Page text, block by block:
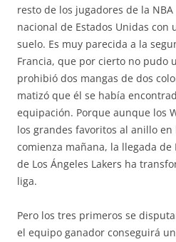
resto de los jugadores de la
nacional de Estados Unidas
suelo. Es muy parecida a la
Francia, que por cierto no pudo
prohibió dos mangas de dos
matizó que él se había
equipación. Porque aunque los
los grandes favoritos al anillo
comienza mañana, la llegada de
de Los Ángeles Lakers ha
liga.
Pero los tres primeros se
el equipo ganador conseguirá